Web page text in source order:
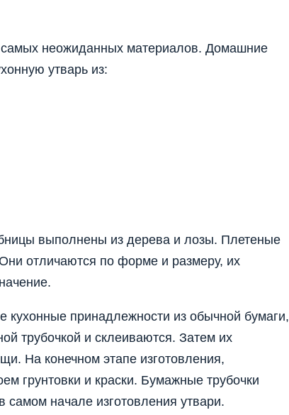
неожиданных материалов. Домашние
утварь из:
выполнены из дерева и лозы. Плетеные
отличаются по форме и размеру, их
принадлежности из обычной бумаги,
трубочкой и склеиваются. Затем их
На конечном этапе изготовления,
грунтовки и краски. Бумажные трубочки
начале изготовления утвари.